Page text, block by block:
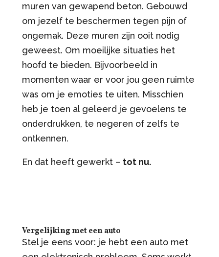
muren van gewapend beton. Gebouwd
om jezelf te beschermen tegen pijn of
ongemak. Deze muren zijn ooit nodig
geweest. Om moeilijke situaties het
hoofd te bieden. Bijvoorbeeld in
momenten waar er voor jou geen ruimte
was om je emoties te uiten. Misschien
heb je toen al geleerd je gevoelens te
onderdrukken, te negeren of zelfs te
ontkennen.
En dat heeft gewerkt – tot nu.
Vergelijking met een auto
Stel je eens voor: je hebt een auto met